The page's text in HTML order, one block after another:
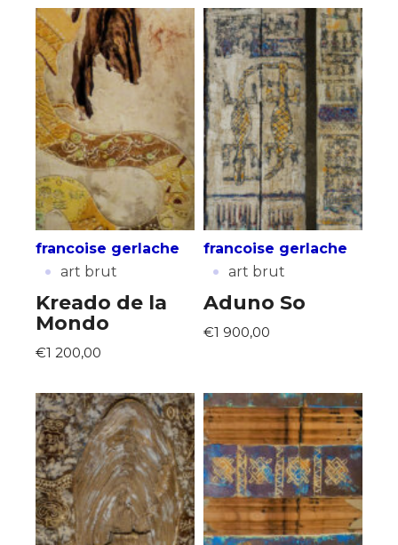
francoise gerlache
· art brut
Kreado de la
Mondo
€1 200,00
francoise gerlache
· art brut
Aduno So
€1 900,00